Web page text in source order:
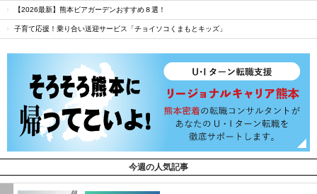
【2026最新】熊本ビアガーデンおすすめ８選！
子育て応援！乗り合い送迎サービス「チョイソコくまもとキッズ」
今週の人気記事